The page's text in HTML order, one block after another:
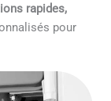
rapides,
pour